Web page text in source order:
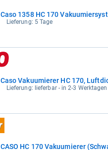
Caso 1358 HC 170
Lieferung: 5 Tage
Caso Vakuumierer HC 170,
Lieferung: lieferbar - in 2-3
CASO HC 170 Vakuumierer